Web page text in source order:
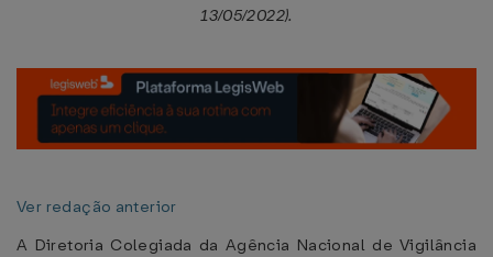
13/05/2022).
Ver redação anterior
A Diretoria Colegiada da Agência Nacional de Vigilância